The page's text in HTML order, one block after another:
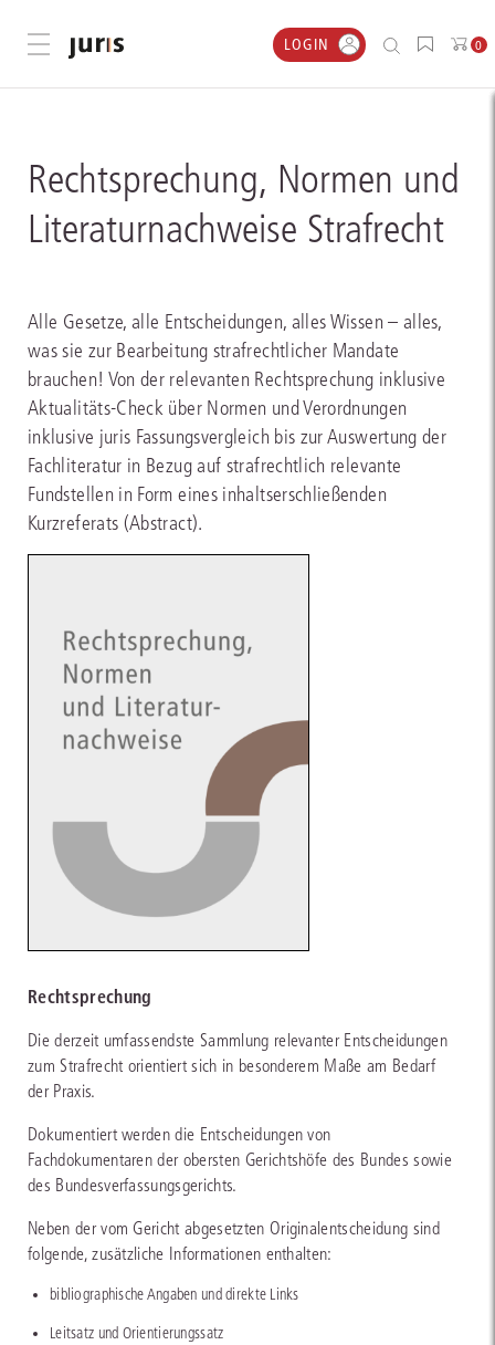
Menü öffnen LOGIN 0
Rechtsprechung, Normen und
Literaturnachweise Strafrecht
Alle Gesetze, alle Entscheidungen, alles Wissen – alles,
was sie zur Bearbeitung strafrechtlicher Mandate
brauchen! Von der relevanten Rechtsprechung inklusive
Aktualitäts-Check über Normen und Verordnungen
inklusive juris Fassungsvergleich bis zur Auswertung der
Fachliteratur in Bezug auf strafrechtlich relevante
Fundstellen in Form eines inhaltserschließenden
Kurzreferats (Abstract).
Rechtsprechung
Die derzeit umfassendste Sammlung relevanter Entscheidungen
zum Strafrecht orientiert sich in besonderem Maße am Bedarf
der Praxis.
Dokumentiert werden die Entscheidungen von
Fachdokumentaren der obersten Gerichtshöfe des Bundes sowie
des Bundesverfassungsgerichts.
Neben der vom Gericht abgesetzten Originalentscheidung sind
folgende, zusätzliche Informationen enthalten:
bibliographische Angaben und direkte Links
Leitsatz und Orientierungssatz